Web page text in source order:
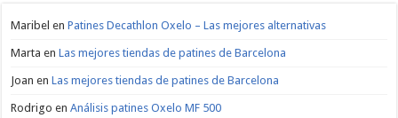
Maribel enPatines Decathlon Oxelo – Las mejores alternativas
Marta enLas mejores tiendas de patines de Barcelona
Joan enLas mejores tiendas de patines de Barcelona
Rodrigo enAnálisis patines Oxelo MF 500